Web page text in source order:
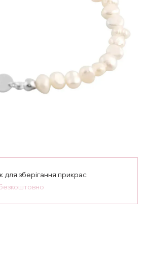
для зберігання прикрас